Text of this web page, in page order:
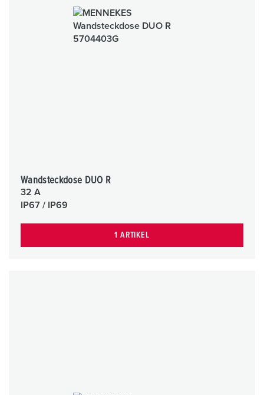
Wandsteckdose DUO R
32 A
IP67 / IP69
1 ARTIKEL